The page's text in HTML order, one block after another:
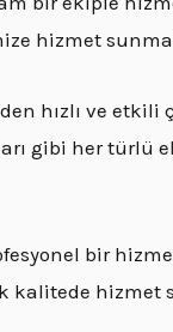
hizmet
hızlı ve etkili
gibi her
bir
kalitede hizmet